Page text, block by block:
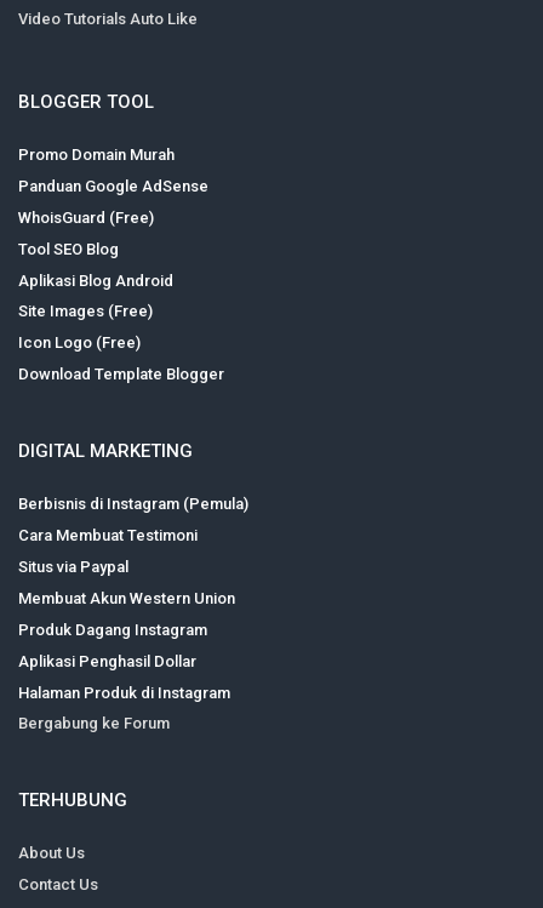
Video Tutorials Auto Like
BLOGGER TOOL
Promo Domain Murah
Panduan Google AdSense
WhoisGuard (Free)
Tool SEO Blog
Aplikasi Blog Android
Site Images (Free)
Icon Logo (Free)
Download Template Blogger
DIGITAL MARKETING
Berbisnis di Instagram (Pemula)
Cara Membuat Testimoni
Situs via Paypal
Membuat Akun Western Union
Produk Dagang Instagram
Aplikasi Penghasil Dollar
Halaman Produk di Instagram
Bergabung ke Forum
TERHUBUNG
About Us
Contact Us